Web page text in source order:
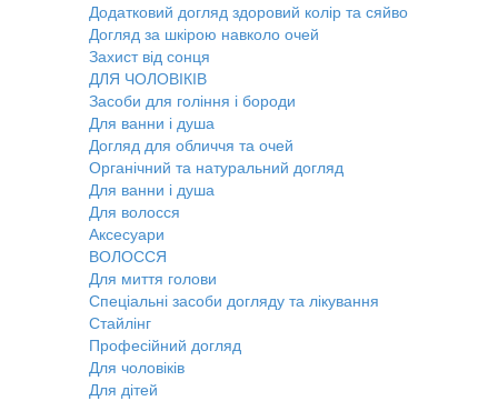
Додатковий догляд здоровий колір та сяйво
Догляд за шкірою навколо очей
Захист від сонця
ДЛЯ ЧОЛОВІКІВ
Засоби для гоління і бороди
Для ванни і душа
Догляд для обличчя та очей
Органічний та натуральний догляд
Для ванни і душа
Для волосся
Аксесуари
ВОЛОССЯ
Для миття голови
Спеціальні засоби догляду та лікування
Стайлінг
Професійний догляд
Для чоловіків
Для дітей